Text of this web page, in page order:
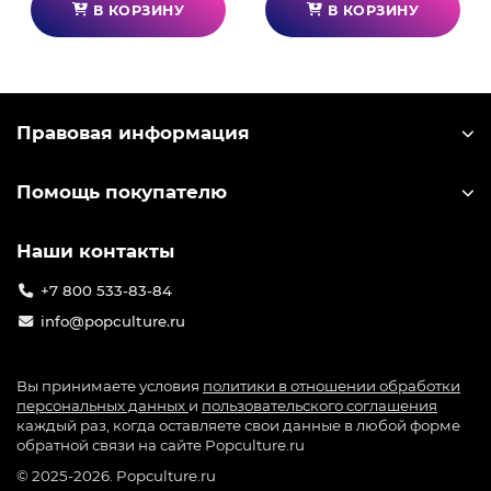
собственную уникальную версию Охотника, вы
помощью расширенного издания Marvel's
Расширенное издание включает в себя:
Капитан Марвел (Мар-Велл),
Мэджик (Феникс Пять),
Нико Минору (сестра Гримм),
В КОРЗИНУ В КОРЗИНУ
Правовая информация
Помощь покупателю
Наши контакты
+7 800 533-83-84
info@popculture.ru
Вы принимаете условия политики в отношении обработки
персональных данных и пользовательского соглашения
каждый раз, когда оставляете свои данные в любой форме
обратной связи на сайте Popculture.ru
© 2025-2026. Popculture.ru